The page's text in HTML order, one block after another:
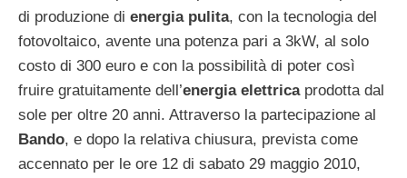
di produzione di energia pulita, con la tecnologia del
fotovoltaico, avente una potenza pari a 3kW, al solo
costo di 300 euro e con la possibilità di poter così
fruire gratuitamente dell’energia elettricaprodotta dal
sole per oltre 20 anni. Attraverso la partecipazione al
Bando, e dopo la relativa chiusura, prevista come
accennato per le ore 12 di sabato 29 maggio 2010,